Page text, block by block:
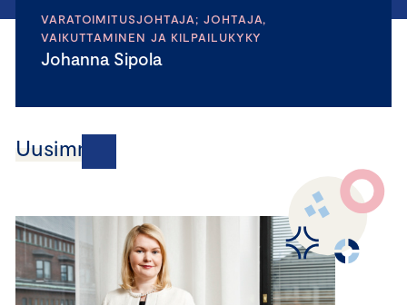
VARATOIMITUSJOHTAJA; JOHTAJA,
VAIKUTTAMINEN JA KILPAILUKYKY
Johanna Sipola
Uusimmat